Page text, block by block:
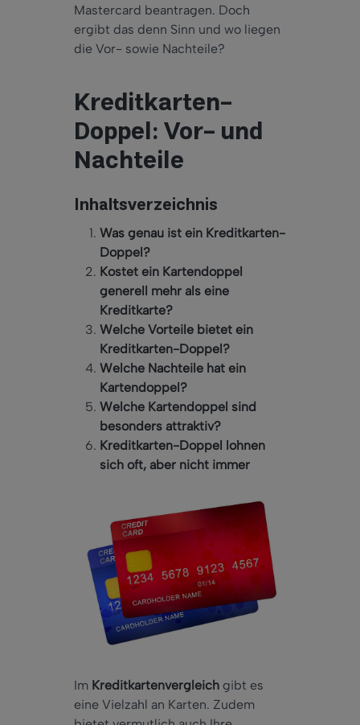
Mastercard beantragen. Doch
ergibt das denn Sinn und wo liegen
die Vor- sowie Nachteile?
Kreditkarten-
Doppel: Vor- und
Nachteile
Inhaltsverzeichnis
Was genau ist ein Kreditkarten-
Doppel?
Kostet ein Kartendoppel
generell mehr als eine
Kreditkarte?
Welche Vorteile bietet ein
Kreditkarten-Doppel?
Welche Nachteile hat ein
Kartendoppel?
Welche Kartendoppel sind
besonders attraktiv?
Kreditkarten-Doppel lohnen
sich oft, aber nicht immer
Im Kreditkartenvergleich gibt es
eine Vielzahl an Karten. Zudem